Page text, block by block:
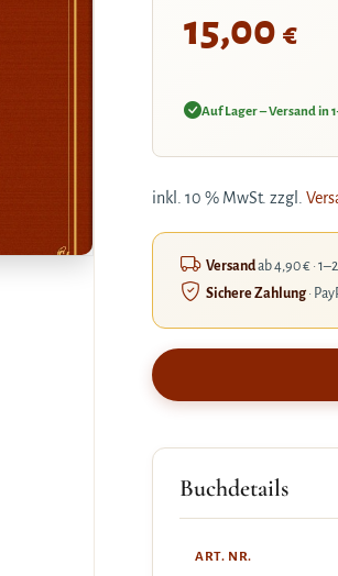
15,00 €
Auf Lager – Versand in
inkl. 10 % MwSt. zzgl.
Versandab 4,90 € ·
Sichere Zahlung·
Buchdetails
ART. NR.